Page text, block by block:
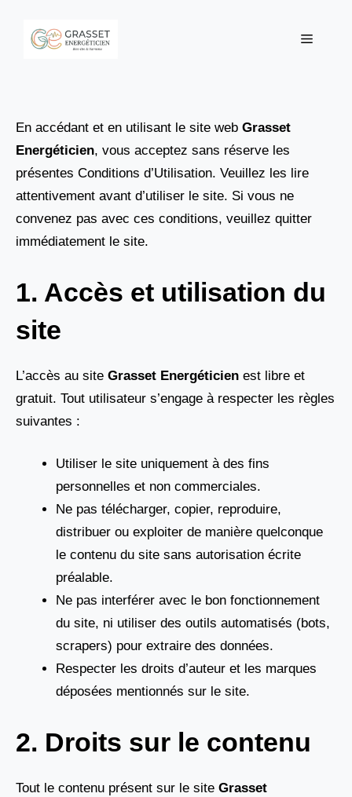
Menu
En accédant et en utilisant le site web Grasset
Energéticien, vous acceptez sans réserve les
présentes Conditions d’Utilisation. Veuillez les lire
attentivement avant d’utiliser le site. Si vous ne
convenez pas avec ces conditions, veuillez quitter
immédiatement le site.
1. Accès et utilisation du
site
L’accès au site Grasset Energéticien est libre et
gratuit. Tout utilisateur s’engage à respecter les règles
suivantes :
Utiliser le site uniquement à des fins
personnelles et non commerciales.
Ne pas télécharger, copier, reproduire,
distribuer ou exploiter de manière quelconque
le contenu du site sans autorisation écrite
préalable.
Ne pas interférer avec le bon fonctionnement
du site, ni utiliser des outils automatisés (bots,
scrapers) pour extraire des données.
Respecter les droits d’auteur et les marques
déposées mentionnés sur le site.
2. Droits sur le contenu
Tout le contenu présent sur le site Grasset